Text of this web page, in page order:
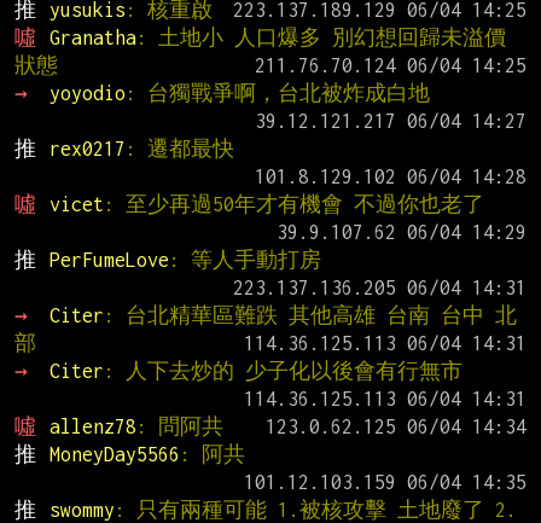
推 yusukis : 核重啟
噓
Granatha: 土地小 人口爆多 別幻想回歸未溢價
狀態
→
yoyodio : 台獨戰爭啊，台北被炸成白地
推
rex0217 : 遷都最快
噓
vicet : 至少再過50年才有機會 不過你也老了
推
PerFumeLove : 等人手動打房
→
Citer : 台北精華區難跌 其他高雄 台南 台中 北
部
→
Citer : 人下去炒的 少子化以後會有行無市
噓
allenz78 : 問阿共
推
MoneyDay5566 : 阿共
推
swommy : 只有兩種可能 1.被核攻擊 土地廢了 2.